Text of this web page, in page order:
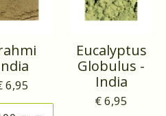
6,95
Eucalyptus
Globulus -
India
€ 6,95